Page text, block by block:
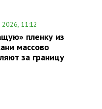
2026, 11:12
пленку из
массово
за границу